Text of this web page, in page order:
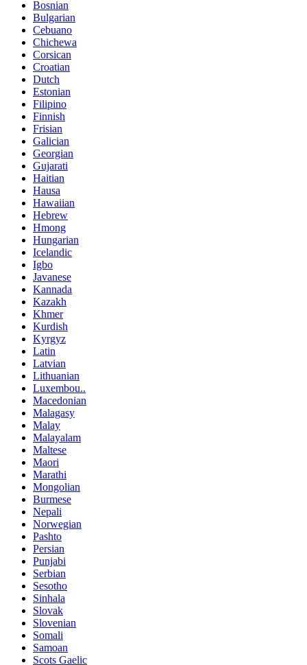
Bosnian
Bulgarian
Cebuano
Chichewa
Corsican
Croatian
Dutch
Estonian
Filipino
Finnish
Frisian
Galician
Georgian
Gujarati
Haitian
Hausa
Hawaiian
Hebrew
Hmong
Hungarian
Icelandic
Igbo
Javanese
Kannada
Kazakh
Khmer
Kurdish
Kyrgyz
Latin
Latvian
Lithuanian
Luxembou..
Macedonian
Malagasy
Malay
Malayalam
Maltese
Maori
Marathi
Mongolian
Burmese
Nepali
Norwegian
Pashto
Persian
Punjabi
Serbian
Sesotho
Sinhala
Slovak
Slovenian
Somali
Samoan
Scots Gaelic